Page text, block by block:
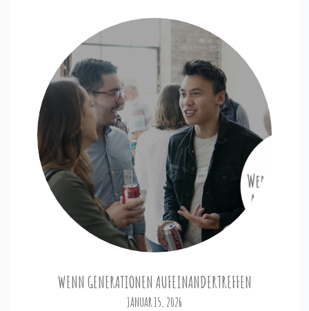
WENN GENERATIONEN AUFEINANDERTREFFEN
JANUAR 15, 2026